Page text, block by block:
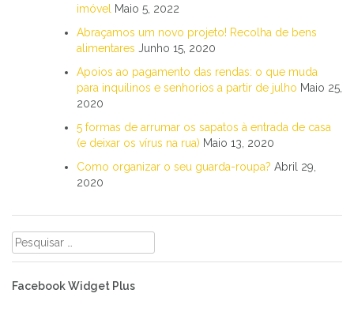
imóvel
Maio 5, 2022
Abraçamos um novo projeto! Recolha de bens
alimentares Junho 15, 2020
Apoios ao pagamento das rendas: o que muda
para inquilinos e senhorios a partir de julho Maio 25,
2020
5 formas de arrumar os sapatos à entrada de casa
(e deixar os vírus na rua) Maio 13, 2020
Como organizar o seu guarda-roupa? Abril 29,
2020
Pesquisar
por:
Facebook Widget Plus